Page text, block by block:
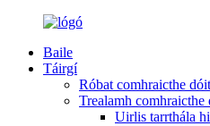
Baile
Táirgí
Róbat comhraicthe
Trealamh comhraicthe
Uirlis tarrthála